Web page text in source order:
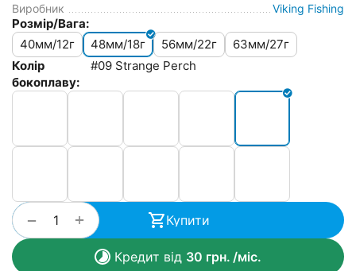
Виробник Viking Fishing
Розмір/Вага:
40мм/12г
48мм/18г 56мм/22г
63мм/27г
Колір
бокоплаву:
#09 Strange Perch
+
− Купити
Кредит від 30 грн. /міс.